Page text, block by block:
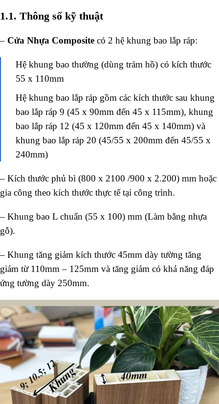
1.1. Thông số kỹ thuật
– Cửa Nhựa Composite có 2 hệ khung bao lắp ráp:
Hệ khung bao thường (dùng trám hồ) có kích thước
55 x 110mm
Hệ khung bao lắp ráp gồm các kích thước sau khung
bao lắp ráp 9 (45 x 90mm đến 45 x 115mm), khung
bao lắp ráp 12 (45 x 120mm đến 45 x 140mm) và
khung bao lắp ráp 20 (45/55 x 200mm đến 45/55 x
240mm)
– Kích thước phủ bì (800 x 2100 /900 x 2.200) mm hoặc
gia công theo kích thước thực tế tại công trình.
– Khung bao L chuẩn (55 x 100) mm (Làm bằng nhựa
gỗ).
– Khung tăng giảm kích thước 45mm dày tường tăng
giảm từ 110mm – 125mm và tăng giảm có khả năng đáp
ứng tường dày 250mm.